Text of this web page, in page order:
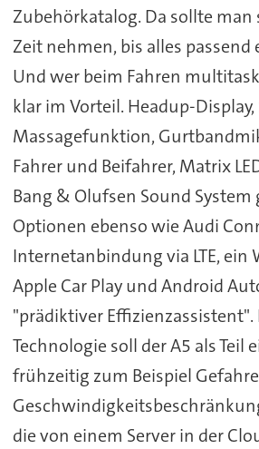
Zubehörkatalog. Da sollte man
Zeit nehmen, bis alles passend
Und wer beim Fahren
klar im Vorteil. Headup-
Massagefunktion,
Fahrer und Beifahrer, Matrix
Bang & Olufsen Sound System
Optionen ebenso wie Audi
Internetanbindung via LTE, ein
Apple Car Play und Android
"prädiktiver Effizienzassistent".
Technologie soll der A5 als Teil
frühzeitig zum Beispiel
die von einem Server in der